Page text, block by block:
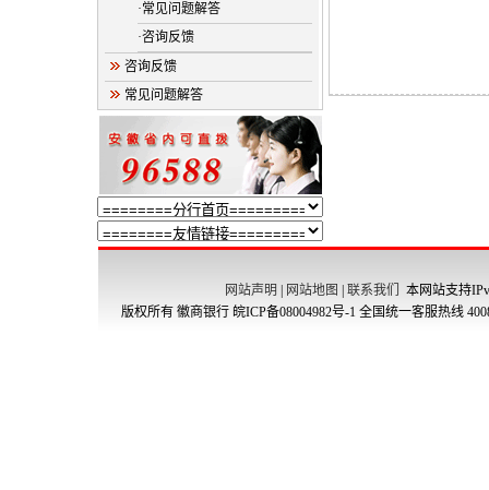
·常见问题解答
·咨询反馈
咨询反馈
常见问题解答
网站声明 网站地图 联系我们
本网站支持
版权所有 徽商银行 皖ICP备08004982号-1 全国统一客服热线